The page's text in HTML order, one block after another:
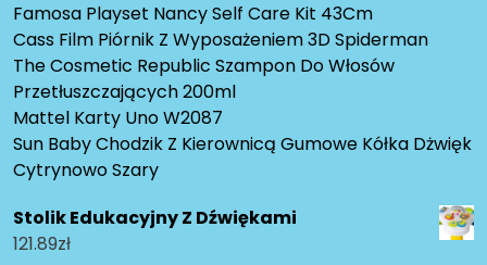
Famosa Playset Nancy Self Care Kit 43Cm
Cass Film Piórnik Z Wyposażeniem 3D Spiderman
The Cosmetic Republic Szampon Do Włosów
Przetłuszczających 200ml
Mattel Karty Uno W2087
Sun Baby Chodzik Z Kierownicą Gumowe Kółka Dżwięk
Cytrynowo Szary
Stolik Edukacyjny Z Dźwiękami
121.89zł